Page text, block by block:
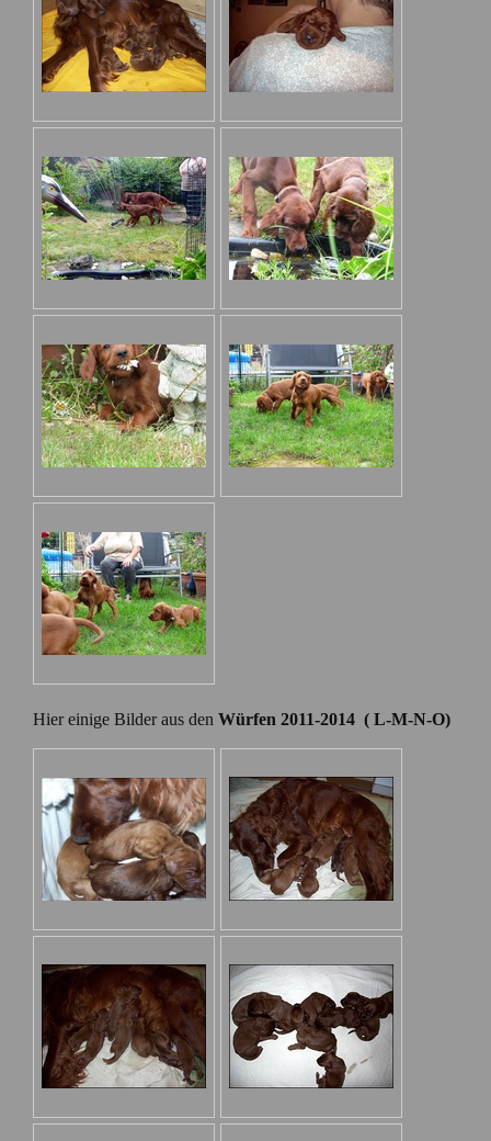
Hier einige Bilder aus den Würfen 2011-2014 ( L-M-N-O)